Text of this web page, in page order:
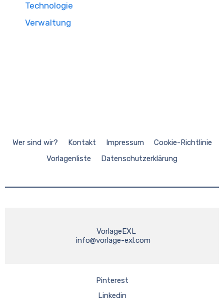
Technologie
Verwaltung
Wer sind wir? Kontakt Impressum
Cookie-Richtlinie
Vorlagenliste
Datenschutzerklärung
    VorlageEXL
info@vorlage-exl.com
Pinterest
Linkedin